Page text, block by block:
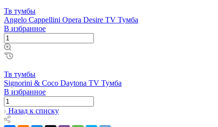
Тв тумбы
Angelo Cappellini Opera Desire TV Тумба
В избранное
Тв тумбы
Signorini & Coco Daytona TV Тумба
В избранное
Назад к списку